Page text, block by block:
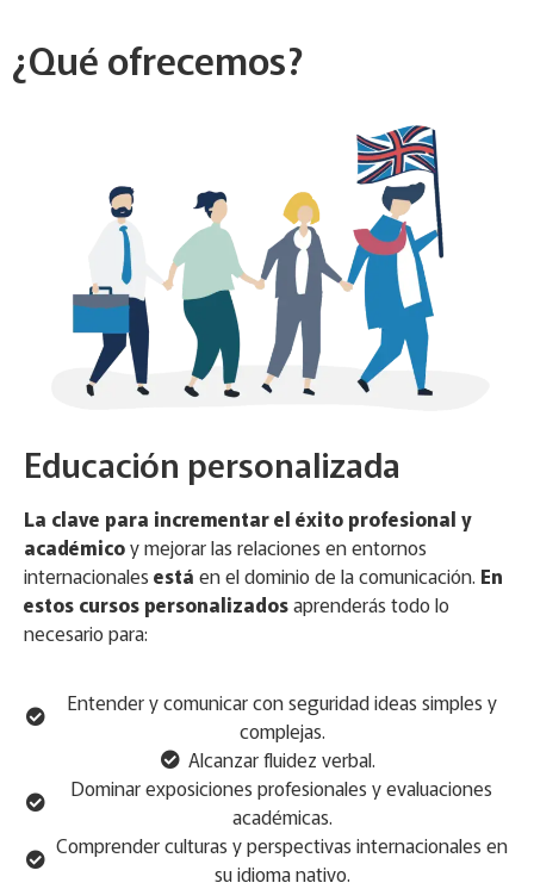
¿Qué ofrecemos?
Educación personalizada
La clave para incrementar el éxito profesional y
académicoy mejorar las relaciones en entornos
internacionales está en el dominio de la comunicación. En
estos cursos personalizadosaprenderás todo lo
necesario para:
Entender y comunicar con seguridad ideas simples y
complejas.
Alcanzar fluidez verbal.
Dominar exposiciones profesionales y evaluaciones
académicas.
Comprender culturas y perspectivas internacionales en
su idioma nativo.